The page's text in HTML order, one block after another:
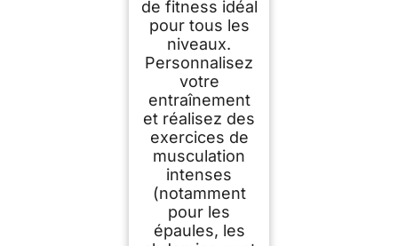
de fitness idéal
pour tous les
niveaux.
Personnalisez
votre
entraînement
et réalisez des
exercices de
musculation
intenses
(notamment
pour les
épaules, les